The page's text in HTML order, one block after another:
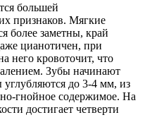
большей
признаков. Мягкие
более заметны, край
цианотичен, при
него кровоточит, что
Зубы начинают
углубляются до 3-4 мм, из
гнойное содержимое. На
достигает четверти